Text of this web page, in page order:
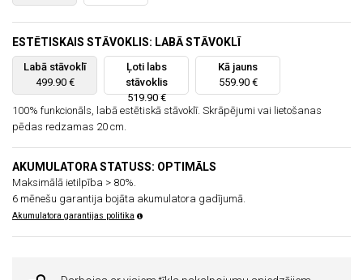
ESTĒTISKAIS STĀVOKLIS: LABĀ STĀVOKLĪ
Labā stāvoklī
499.90 €
Ļoti labs
stāvoklis
519.90 €
Kā jauns
559.90 €
100% funkcionāls, labā estētiskā stāvoklī. Skrāpējumi vai lietošanas
pēdas redzamas 20 cm.
AKUMULATORA STATUSS: OPTIMĀLS
Maksimālā ietilpība > 80%.
6 mēnešu garantija bojāta akumulatora gadījumā.
Akumulatora garantijas politika